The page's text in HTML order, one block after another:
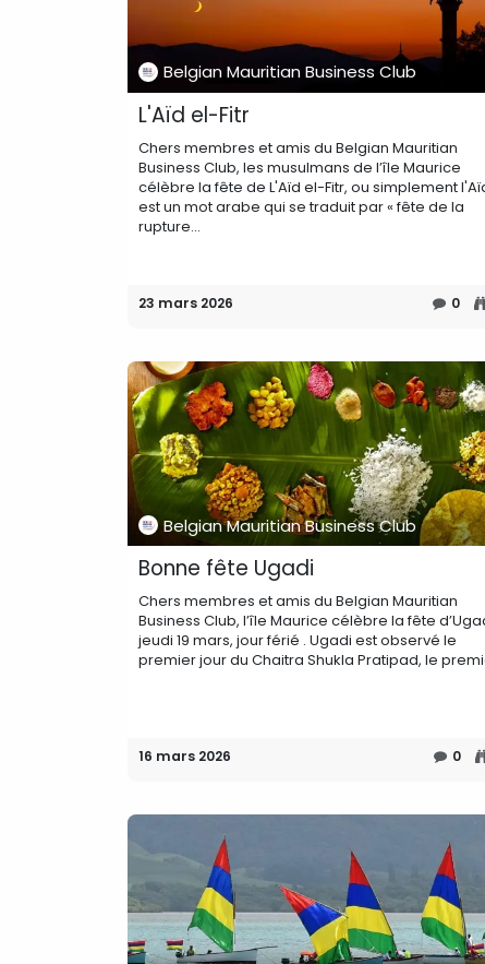
Belgian Mauritian Business Club
L'Aïd el-Fitr
Chers membres et amis du Belgian Mauritian
Business Club, les musulmans de l’île Maurice
célèbre la fête de L'Aïd el-Fitr, ou simplement
est un mot arabe qui se traduit par « fête de la
rupture...
23 mars 2026 0
Belgian Mauritian Business Club
Bonne fête Ugadi
Chers membres et amis du Belgian Mauritian
Business Club, l’île Maurice célèbre la fête
jeudi 19 mars, jour férié . Ugadi est observé le
premier jour du Chaitra Shukla Pratipad, le
16 mars 2026 0